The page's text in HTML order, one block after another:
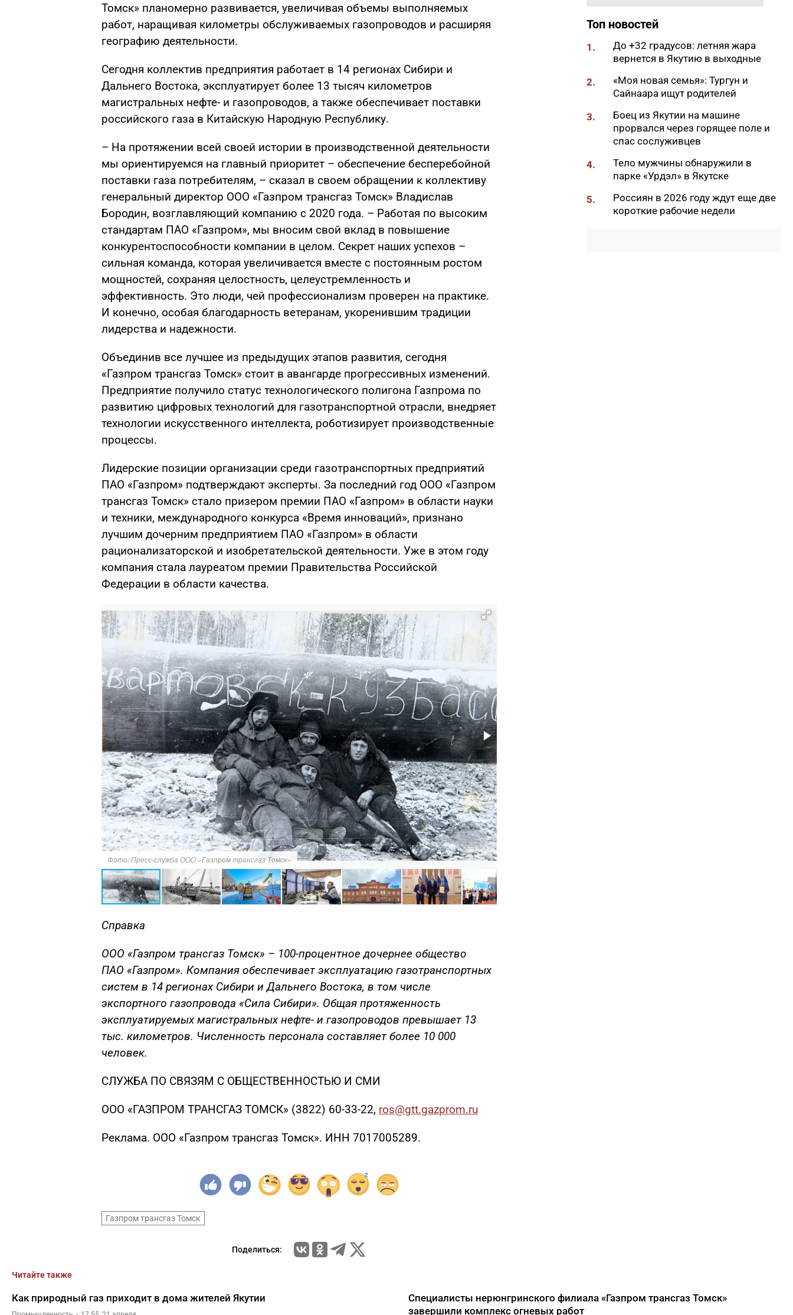
Томск» планомерно развивается, увеличивая объемы выполняемых
работ, наращивая километры обслуживаемых газопроводов и расширяя
географию деятельности.
Сегодня коллектив предприятия работает в 14 регионах Сибири и
Дальнего Востока, эксплуатирует более 13 тысяч километров
магистральных нефте- и газопроводов, а также обеспечивает поставки
российского газа в Китайскую Народную Республику.
– На протяжении всей своей истории в производственной деятельности
мы ориентируемся на главный приоритет – обеспечение бесперебойной
поставки газа потребителям, – сказал в своем обращении к коллективу
генеральный директор ООО «Газпром трансгаз Томск» Владислав
Бородин, возглавляющий компанию с 2020 года. – Работая по высоким
стандартам ПАО «Газпром», мы вносим свой вклад в повышение
конкурентоспособности компании в целом. Секрет наших успехов –
сильная команда, которая увеличивается вместе с постоянным ростом
мощностей, сохраняя целостность, целеустремленность и
эффективность. Это люди, чей профессионализм проверен на практике.
И конечно, особая благодарность ветеранам, укоренившим традиции
лидерства и надежности.
Объединив все лучшее из предыдущих этапов развития, сегодня
«Газпром трансгаз Томск» стоит в авангарде прогрессивных изменений.
Предприятие получило статус технологического полигона Газпрома по
развитию цифровых технологий для газотранспортной отрасли, внедряет
технологии искусственного интеллекта, роботизирует производственные
процессы.
Лидерские позиции организации среди газотранспортных предприятий
ПАО «Газпром» подтверждают эксперты. За последний год ООО «Газпром
трансгаз Томск» стало призером премии ПАО «Газпром» в области науки
и техники, международного конкурса «Время инноваций», признано
лучшим дочерним предприятием ПАО «Газпром» в области
рационализаторской и изобретательской деятельности. Уже в этом году
компания стала лауреатом премии Правительства Российской
Федерации в области качества.
Фото: Пресс-служба ООО «Газпром трансгаз Томск»
Справка
ООО «Газпром трансгаз Томск» – 100-процентное дочернее общество
ПАО «Газпром». Компания обеспечивает эксплуатацию газотранспортных
систем в 14 регионах Сибири и Дальнего Востока, в том числе
экспортного газопровода «Сила Сибири». Общая протяженность
эксплуатируемых магистральных нефте- и газопроводов превышает 13
тыс. километров. Численность персонала составляет более 10 000
человек.
СЛУЖБА ПО СВЯЗЯМ С ОБЩЕСТВЕННОСТЬЮ И СМИ
ООО «ГАЗПРОМ ТРАНСГАЗ ТОМСК» (3822) 60-33-22, ros@gtt.gazprom.ru
Реклама. ООО «Газпром трансгаз Томск». ИНН 7017005289.
Газпром трансгаз Томск
Поделиться:
тысяч тонн сена и 200 тонн
сенажа
На Камчатке завершилась
парусная экспедиция из
Якутии
06:15
До +27 градусов прогреется
воздух в Якутске в субботу
Деловая программа ВЭФ-2026
охватывает почти 70 сессий
В Якутии продолжается
доукомплектование ВС РФ
Более 230 участников СВО
Топ новостей
1.
До +32 градусов: летняя жара
вернется в Якутию в выходные
2.
«Моя новая семья»: Тургун и
Сайнаара ищут родителей
3.
Боец из Якутии на машине
прорвался через горящее поле и
спас сослуживцев
4.
Тело мужчины обнаружили в
парке «Урдэл» в Якутске
5.
Россиян в 2026 году ждут еще две
короткие рабочие недели
Читайте также
Как природный газ приходит в дома жителей Якутии
Специалисты нерюнгринского филиала «Газпром трансгаз Томск»
завершили комплекс огневых работ